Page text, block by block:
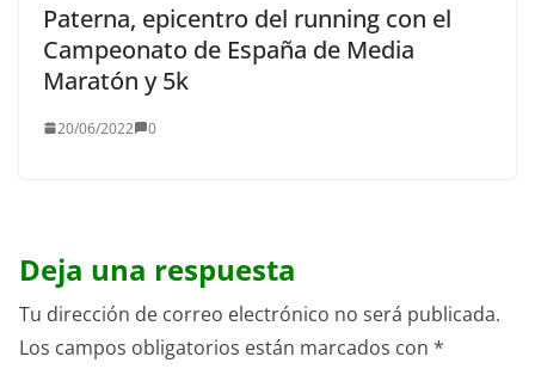
Paterna, epicentro del running con el
Campeonato de España de Media
Maratón y 5k
20/06/2022 0
Deja una respuesta
Tu dirección de correo electrónico no será publicada.
Los campos obligatorios están marcados con *